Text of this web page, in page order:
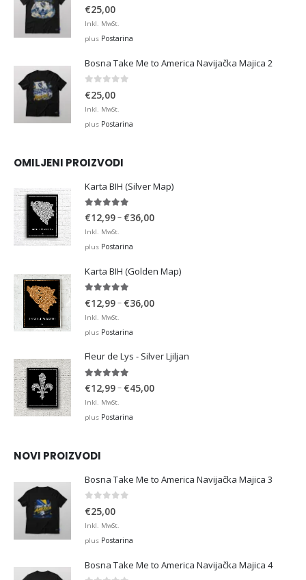
0 out of 5
€25,00
Inkl. MwSt.
plus Postarina
Bosna Take Me to America Navijačka Majica 2
€25,00
Inkl. MwSt.
plus Postarina
OMILJENI PROIZVODI
Karta BIH (Silver Map)
4.95out of 5
€12,99– €36,00Price
€36,00
Inkl. MwSt.
plus Postarina
Karta BIH (Golden Map)
€12,99– €36,00Price
€36,00
Inkl. MwSt.
plus Postarina
Fleur de Lys - Silver Ljiljan
4.88out of 5
€12,99– €45,00Price
Inkl. MwSt.
plus Postarina
NOVI PROIZVODI
Bosna Take Me to America Navijačka Majica 3
€25,00
Inkl. MwSt.
plus Postarina
Bosna Take Me to America Navijačka Majica 4